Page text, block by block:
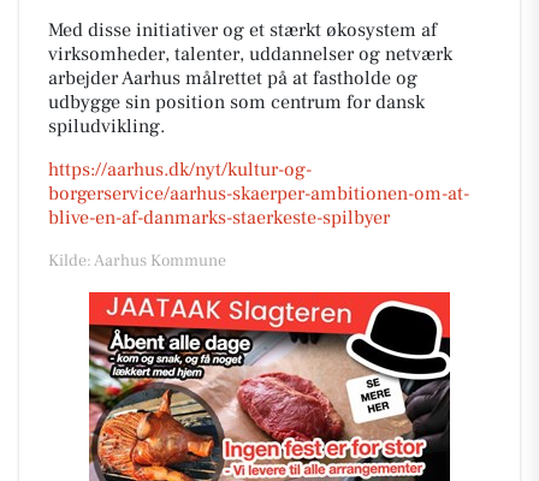
Med disse initiativer og et stærkt økosystem af
virksomheder, talenter, uddannelser og netværk
arbejder Aarhus målrettet på at fastholde og
udbygge sin position som centrum for dansk
spiludvikling.
https://aarhus.dk/nyt/kultur-og-
borgerservice/aarhus-skaerper-ambitionen-om-at-
blive-en-af-danmarks-staerkeste-spilbyer
Kilde: Aarhus Kommune